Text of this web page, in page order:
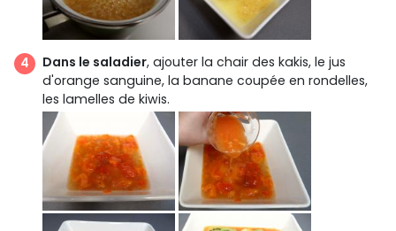
Dans le saladier, ajouter la chair des kakis, le jus
d'orange sanguine, la banane coupée en rondelles,
les lamelles de kiwis.